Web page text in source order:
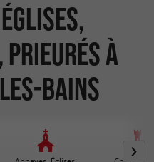
Prieurés à
Bains